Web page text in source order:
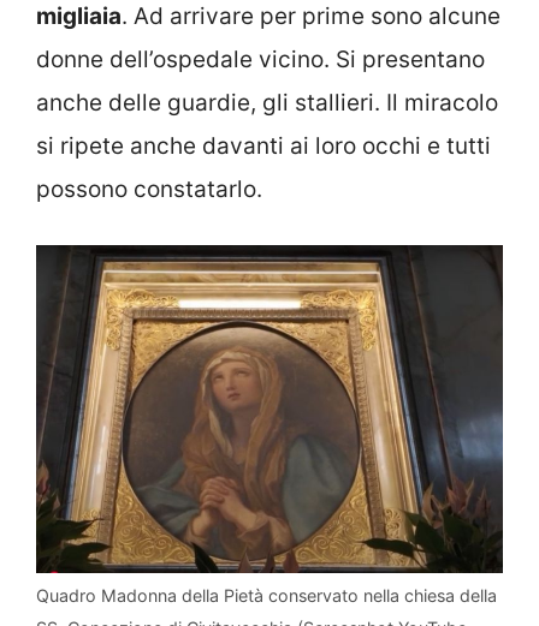
migliaia. Ad arrivare per prime sono alcune
donne dell’ospedale vicino. Si presentano
anche delle guardie, gli stallieri. Il miracolo
si ripete anche davanti ai loro occhi e tutti
possono constatarlo.
Quadro Madonna della Pietà conservato nella chiesa della